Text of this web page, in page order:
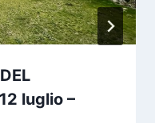
luglio –